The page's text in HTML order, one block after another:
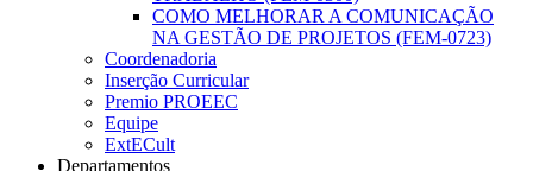
COMO MELHORAR A COMUNICAÇÃO
NA GESTÃO DE PROJETOS (FEM-0723)
Coordenadoria
Inserção Curricular
Premio PROEEC
Equipe
ExtECult
Departamentos